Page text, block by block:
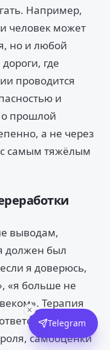
Например,
человек может
но и любой
где
проводится
и
прошлой
а не через
самым тяжёлым
выводам,
должен был
я доверюсь,
«я больше не
Терапия
самооценки
Telegram